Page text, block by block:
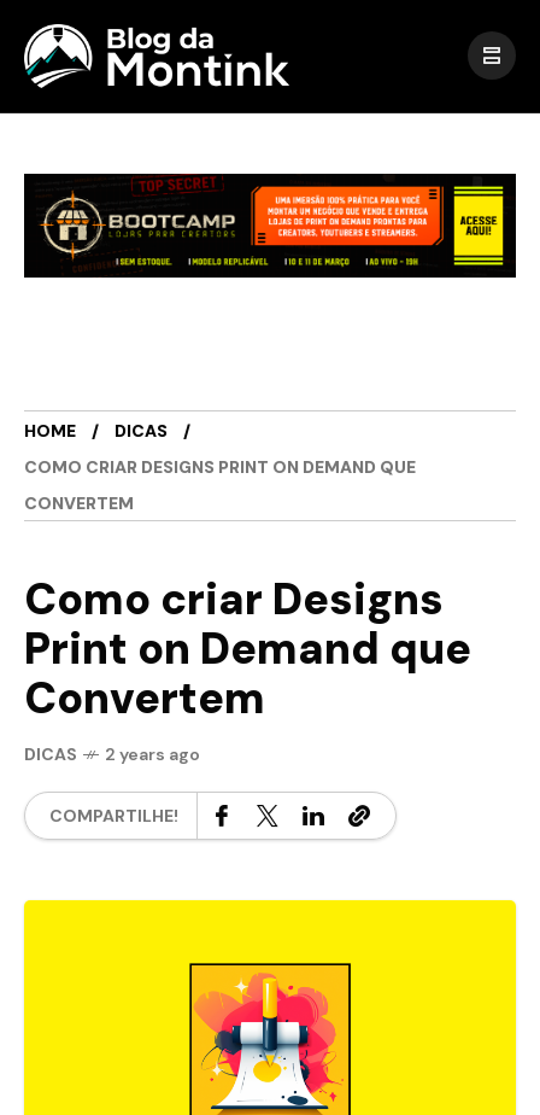
HOME
DICAS
COMO CRIAR DESIGNS PRINT ON DEMAND QUE
CONVERTEM
Como criar Designs
Print on Demand que
Convertem
DICAS 2 years ago
COMPARTILHE!